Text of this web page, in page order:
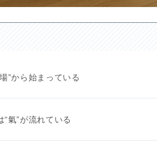
”から始まっている
“氣”が流れている